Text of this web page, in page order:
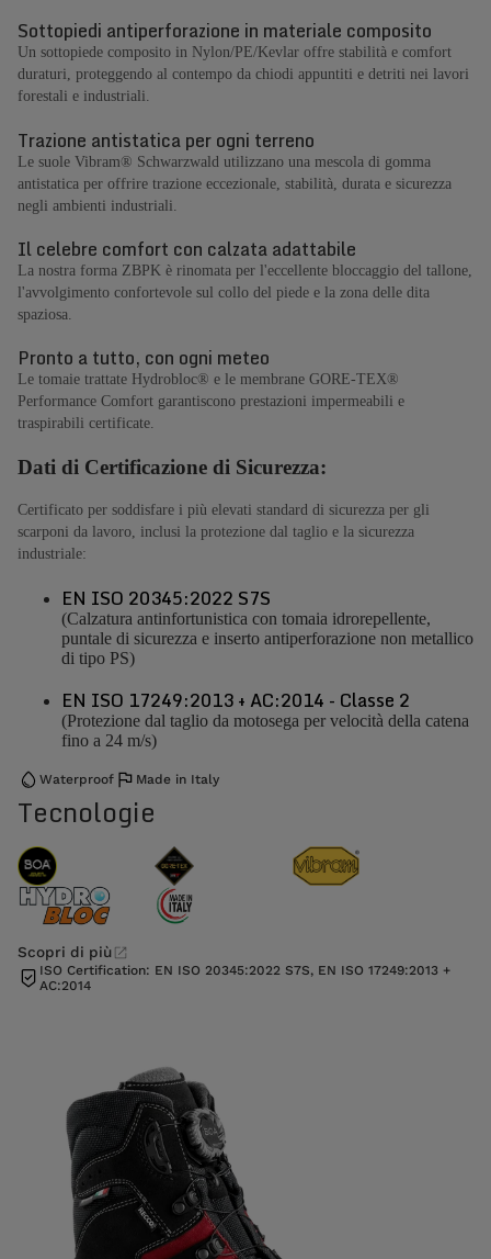
Sottopiedi antiperforazione in materiale composito
Un sottopiede composito in Nylon/PE/Kevlar offre stabilità e comfort
duraturi, proteggendo al contempo da chiodi appuntiti e detriti nei lavori
forestali e industriali.
Trazione antistatica per ogni terreno
Le suole Vibram® Schwarzwald utilizzano una mescola di gomma
antistatica per offrire trazione eccezionale, stabilità, durata e sicurezza
negli ambienti industriali.
Il celebre comfort con calzata adattabile
La nostra forma ZBPK è rinomata per l'eccellente bloccaggio del tallone,
l'avvolgimento confortevole sul collo del piede e la zona delle dita
spaziosa.
Pronto a tutto, con ogni meteo
Le tomaie trattate Hydrobloc® e le membrane GORE-TEX®
Performance Comfort garantiscono prestazioni impermeabili e
traspirabili certificate.
Dati di Certificazione di Sicurezza:
Certificato per soddisfare i più elevati standard di sicurezza per gli
scarponi da lavoro, inclusi la protezione dal taglio e la sicurezza
industriale:
EN ISO 20345:2022 S7S
(Calzatura antinfortunistica con tomaia idrorepellente,
puntale di sicurezza e inserto antiperforazione non metallico
di tipo PS)
EN ISO 17249:2013 + AC:2014 - Classe 2
(Protezione dal taglio da motosega per velocità della catena
fino a 24 m/s)
Waterproof Made in Italy
Tecnologie
Scopri di più
ISO Certification: EN ISO 20345:2022 S7S, EN ISO 17249:2013 +
AC:2014